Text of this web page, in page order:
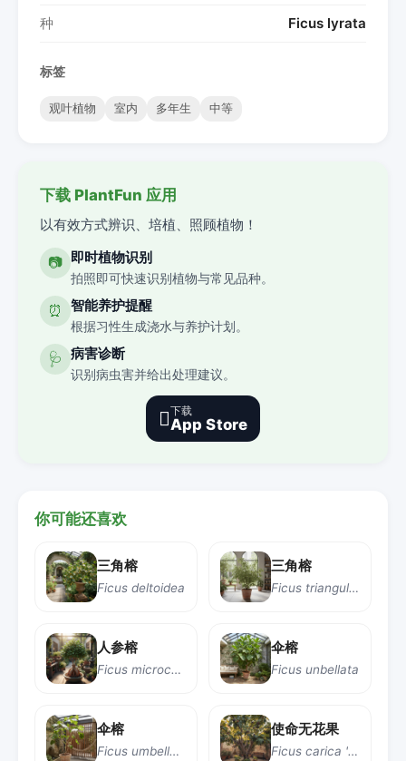
种 Ficus lyrata
标签
观叶植物 室内 多年生 中等
下载 PlantFun 应用
以有效方式辨识、培植、照顾植物！
📷 即时植物识别
拍照即可快速识别植物与常见品种。
⏰ 智能养护提醒
根据习性生成浇水与养护计划。
🩺 病害诊断
识别病虫害并给出处理建议。
下载
App Store
你可能还喜欢
三角榕
Ficus deltoidea
三角榕
Ficus triangularis
人参榕
Ficus microcarpa var. ginseng
伞榕
Ficus unbellata
伞榕
Ficus umbellata
使命无花果
Ficus carica 'Mission'